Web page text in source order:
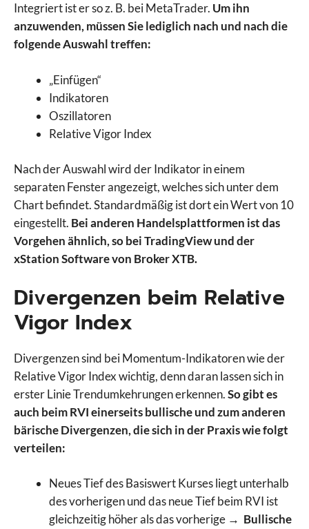
Integriert ist er so z. B. bei MetaTrader. Um ihn
anzuwenden, müssen Sie lediglich nach und nach die
folgende Auswahl treffen:
„Einfügen“
Indikatoren
Oszillatoren
Relative Vigor Index
Nach der Auswahl wird der Indikator in einem
separaten Fenster angezeigt, welches sich unter dem
Chart befindet. Standardmäßig ist dort ein Wert von 10
eingestellt. Bei anderen Handelsplattformen ist das
Vorgehen ähnlich, so bei TradingView und der
xStation Software von Broker XTB.
Divergenzen beim Relative
Vigor Index
Divergenzen sind bei Momentum-Indikatoren wie der
Relative Vigor Index wichtig, denn daran lassen sich in
erster Linie Trendumkehrungen erkennen.So gibt es
auch beim RVI einerseits bullische und zum anderen
bärische Divergenzen, die sich in der Praxis wie folgt
verteilen:
Neues Tief des Basiswert Kurses liegt unterhalb
des vorherigen und das neue Tief beim RVI ist
gleichzeitig höher als das vorherige → Bullische